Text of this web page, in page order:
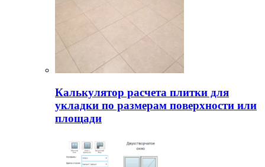
Калькулятор расчета плитки для
укладки по размерам поверхности или
площади